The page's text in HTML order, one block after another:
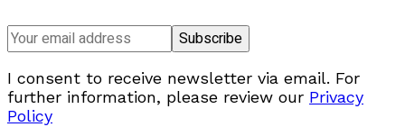
I consent to receive newsletter via email. For
further information, please review our Privacy
Policy